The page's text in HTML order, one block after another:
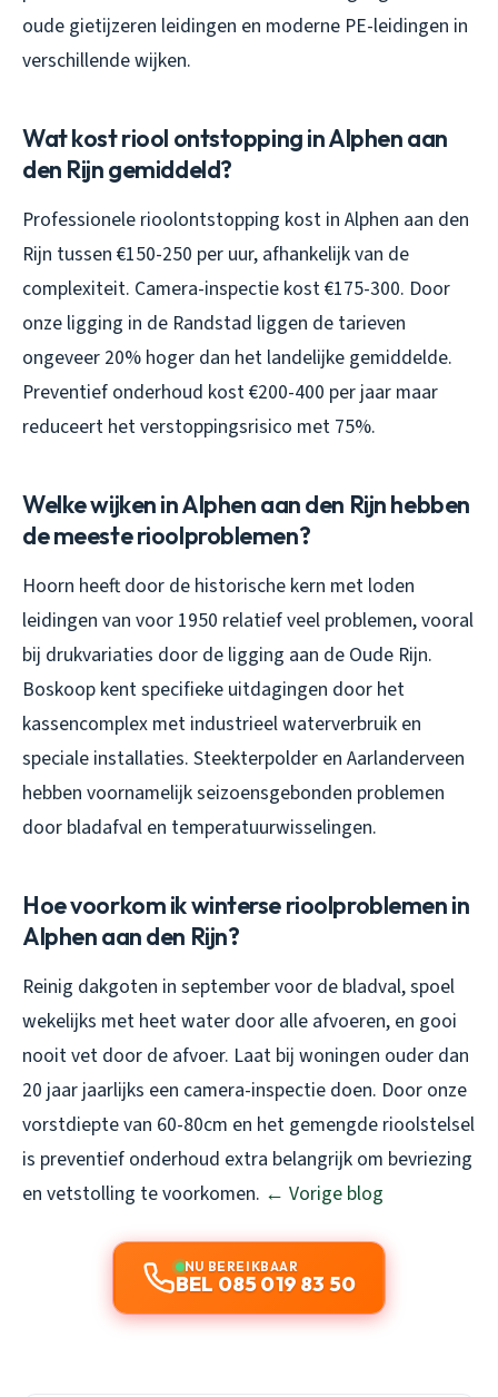
oude gietijzeren leidingen en moderne PE-leidingen in
verschillende wijken.
Wat kost riool ontstopping in Alphen aan
den Rijn gemiddeld?
Professionele rioolontstopping kost in Alphen aan den
Rijn tussen €150-250 per uur, afhankelijk van de
complexiteit. Camera-inspectie kost €175-300. Door
onze ligging in de Randstad liggen de tarieven
ongeveer 20% hoger dan het landelijke gemiddelde.
Preventief onderhoud kost €200-400 per jaar maar
reduceert het verstoppingsrisico met 75%.
Welke wijken in Alphen aan den Rijn hebben
de meeste rioolproblemen?
Hoorn heeft door de historische kern met loden
leidingen van voor 1950 relatief veel problemen, vooral
bij drukvariaties door de ligging aan de Oude Rijn.
Boskoop kent specifieke uitdagingen door het
kassencomplex met industrieel waterverbruik en
speciale installaties. Steekterpolder en Aarlanderveen
hebben voornamelijk seizoensgebonden problemen
door bladafval en temperatuurwisselingen.
Hoe voorkom ik winterse rioolproblemen in
Alphen aan den Rijn?
Reinig dakgoten in september voor de bladval, spoel
wekelijks met heet water door alle afvoeren, en gooi
nooit vet door de afvoer. Laat bij woningen ouder dan
20 jaar jaarlijks een camera-inspectie doen. Door onze
vorstdiepte van 60-80cm en het gemengde rioolstelsel
is preventief onderhoud extra belangrijk om bevriezing
en vetstolling te voorkomen. ← Vorige blog
NU BEREIKBAAR
BEL 085 019 83 50